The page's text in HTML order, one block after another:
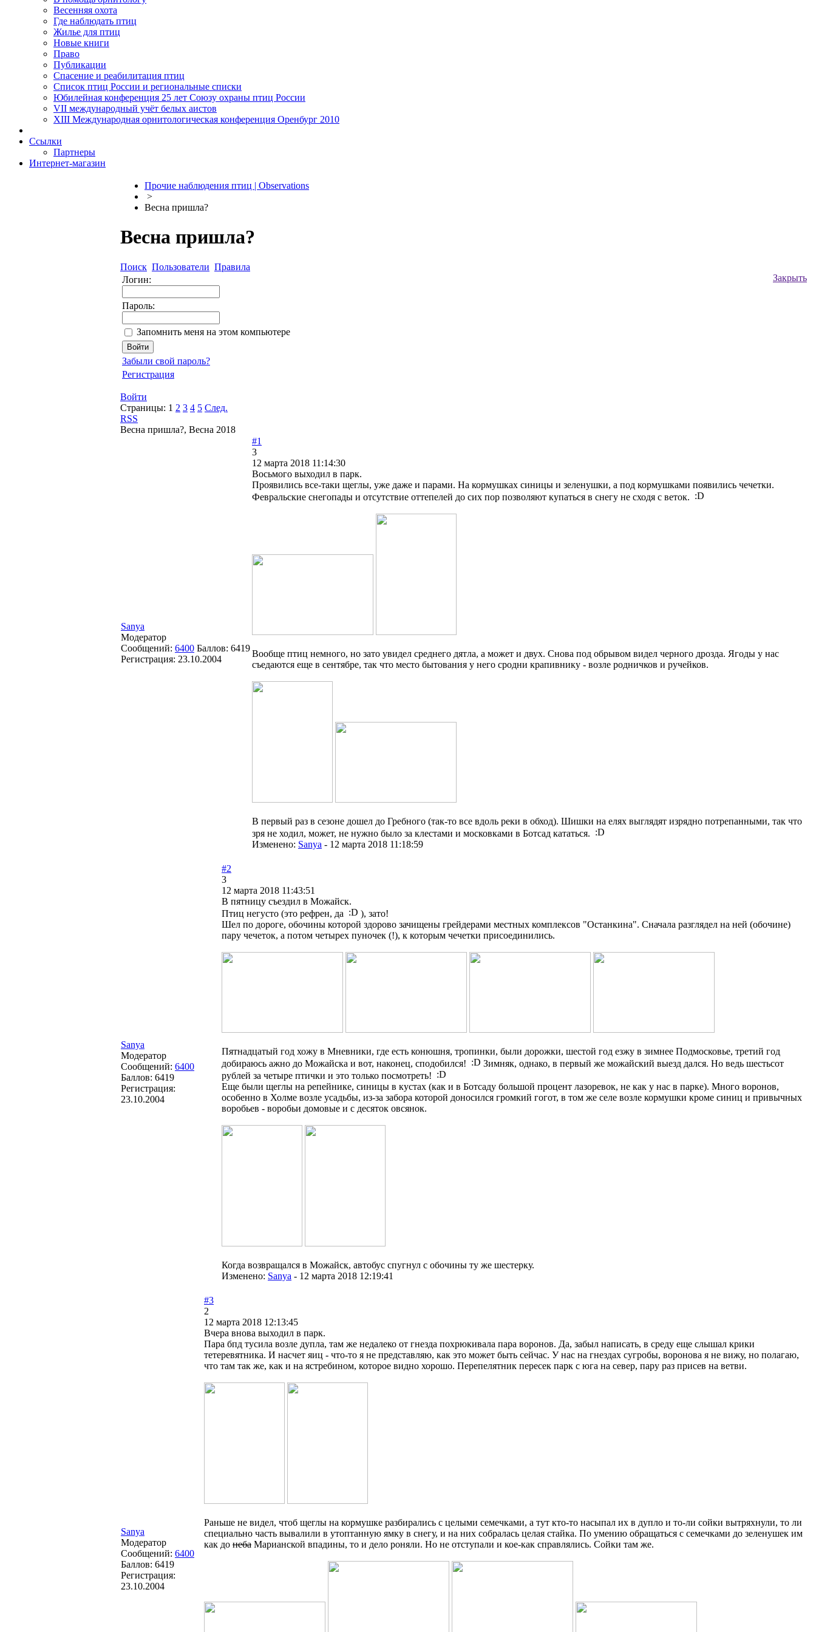
Весенняя охота
Где наблюдать птиц
Жилье для птиц
Новые книги
Право
Публикации
Спасение и реабилитация птиц
Список птиц России и региональные списки
Юбилейная конференция 25 лет Союзу охраны птиц России
VII международный учёт белых аистов
XIII Международная орнитологическая конференция Оренбург 2010
Ссылки
Партнеры
Интернет-магазин
Прочие наблюдения птиц | Observations
>
Весна пришла?
Весна пришла?
Поиск Пользователи Правила
Закрыть
Логин:
Пароль:
Запомнить меня на этом компьютере
Забыли свой пароль?
Регистрация
Войти
Страницы: 1 2 3 4 5 След.
RSS
Весна пришла?, Весна 2018
Sanya
Модератор
Сообщений: 6400 Баллов: 6419
Регистрация: 23.10.2004
#1
3
12 марта 2018 11:14:30
Восьмого выходил в парк.
Проявились все-таки щеглы, уже даже и парами. На кормушках синицы и зеленушки, а под кормушками появились чечетки.
Февральские снегопады и отсутствие оттепелей до сих пор позволяют купаться в снегу не сходя с веток.
Вообще птиц немного, но зато увидел среднего дятла, а может и двух. Снова под обрывом видел черного дрозда. Ягоды у нас
съедаются еще в сентябре, так что место бытования у него сродни крапивнику - возле родничков и ручейков.
В первый раз в сезоне дошел до Гребного (так-то все вдоль реки в обход). Шишки на елях выглядят изрядно потрепанными, так что
зря не ходил, может, не нужно было за клестами и московками в Ботсад кататься.
Изменено: Sanya - 12 марта 2018 11:18:59
Sanya
Модератор
Сообщений: 6400
Баллов: 6419
Регистрация:
23.10.2004
#2
3
12 марта 2018 11:43:51
В пятницу съездил в Можайск.
Птиц негусто (это рефрен, да
), зато!
Шел по дороге, обочины которой здорово зачищены грейдерами местных комплексов "Останкина". Сначала разглядел на ней (обочине)
пару чечеток, а потом четырех пуночек (!), к которым чечетки присоединились.
Пятнадцатый год хожу в Мневники, где есть конюшня, тропинки, были дорожки, шестой год езжу в зимнее Подмосковье, третий год
добираюсь ажно до Можайска и вот, наконец, сподобился!
Зимняк, однако, в первый же можайский выезд дался. Но ведь шестьсот
рублей за четыре птички и это только посмотреть!
Еще были щеглы на репейнике, синицы в кустах (как и в Ботсаду большой процент лазоревок, не как у нас в парке). Много воронов,
особенно в Холме возле усадьбы, из-за забора которой доносился громкий гогот, в том же селе возле кормушки кроме синиц и привычных
воробьев - воробьи домовые и с десяток овсянок.
Когда возвращался в Можайск, автобус спугнул с обочины ту же шестерку.
Изменено: Sanya - 12 марта 2018 12:19:41
Sanya
Модератор
Сообщений: 6400
Баллов: 6419
Регистрация:
23.10.2004
#3
2
12 марта 2018 12:13:45
Вчера внова выходил в парк.
Пара бпд тусила возле дупла, там же недалеко от гнезда похрюкивала пара воронов. Да, забыл написать, в среду еще слышал крики
тетеревятника. И насчет яиц - что-то я не представляю, как это может быть сейчас. У нас на гнездах сугробы, воронова я не вижу, но полагаю,
что там так же, как и на ястребином, которое видно хорошо. Перепелятник пересек парк с юга на север, пару раз присев на ветви.
Раньше не видел, чтоб щеглы на кормушке разбирались с целыми семечками, а тут кто-то насыпал их в дупло и то-ли сойки вытряхнули, то ли
специально часть вывалили в утоптанную ямку в снегу, и на них собралась целая стайка. По умению обращаться с семечками до зеленушек им
как до неба Марианской впадины, то и дело роняли. Но не отступали и кое-как справлялись. Сойки там же.